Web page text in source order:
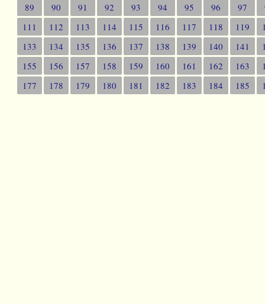
89
90 91 92 93 94 95 96 97
111
112 113 114 115 116 117 118 119
133
134 135 136 137 138 139 140 141
155
156 157 158 159 160 161 162 163
177
178 179 180 181 182 183 184 185